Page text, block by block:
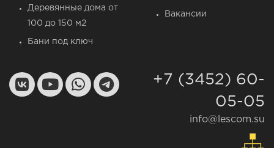
Деревянные дома от
100 до 150 м2
Бани под ключ
Вакансии
+7 (3452) 60-
05-05
info@lescom.su